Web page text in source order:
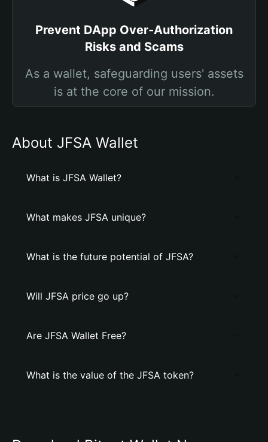
Prevent DApp Over-Authorization
Risks and Scams
As a wallet, safeguarding users' assets
is at the core of our mission.
About JFSA Wallet
What is JFSA Wallet?
What makes JFSA unique?
What is the future potential of JFSA?
Will JFSA price go up?
Are JFSA Wallet Free?
What is the value of the JFSA token?